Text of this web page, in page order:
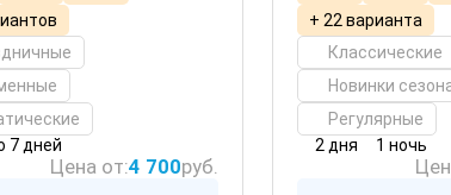
7 дней
Цена от:4 700руб.
+ 22 варианта
Классические
Новинки
Регулярные
2 дня
1 ночь